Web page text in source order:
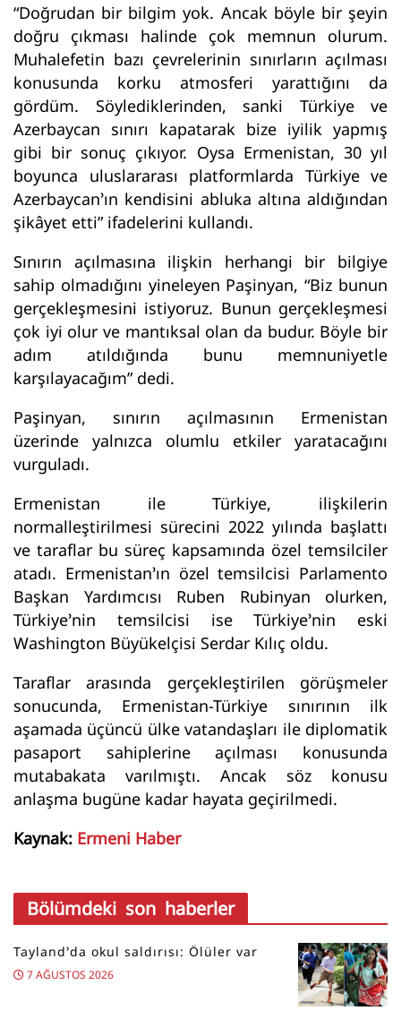
“Doğrudan bir bilgim yok. Ancak böyle bir şeyin
doğru çıkması halinde çok memnun olurum.
Muhalefetin bazı çevrelerinin sınırların açılması
konusunda korku atmosferi yarattığını da
gördüm. Söylediklerinden, sanki Türkiye ve
Azerbaycan sınırı kapatarak bize iyilik yapmış
gibi bir sonuç çıkıyor. Oysa Ermenistan, 30 yıl
boyunca uluslararası platformlarda Türkiye ve
Azerbaycan’ın kendisini abluka altına aldığından
şikâyet etti” ifadelerini kullandı.
Sınırın açılmasına ilişkin herhangi bir bilgiye
sahip olmadığını yineleyen Paşinyan, “Biz bunun
gerçekleşmesini istiyoruz. Bunun gerçekleşmesi
çok iyi olur ve mantıksal olan da budur. Böyle bir
adım atıldığında bunu memnuniyetle
karşılayacağım” dedi.
Paşinyan, sınırın açılmasının Ermenistan
üzerinde yalnızca olumlu etkiler yaratacağını
vurguladı.
Ermenistan ile Türkiye, ilişkilerin
normalleştirilmesi sürecini 2022 yılında başlattı
ve taraflar bu süreç kapsamında özel temsilciler
atadı. Ermenistan’ın özel temsilcisi Parlamento
Başkan Yardımcısı Ruben Rubinyan olurken,
Türkiye’nin temsilcisi ise Türkiye’nin eski
Washington Büyükelçisi Serdar Kılıç oldu.
Taraflar arasında gerçekleştirilen görüşmeler
sonucunda, Ermenistan-Türkiye sınırının ilk
aşamada üçüncü ülke vatandaşları ile diplomatik
pasaport sahiplerine açılması konusunda
mutabakata varılmıştı. Ancak söz konusu
anlaşma bugüne kadar hayata geçirilmedi.
Kaynak: Ermeni Haber
Bölümdeki son haberler
Tayland’da okul saldırısı: Ölüler var
7 AĞUSTOS 2026